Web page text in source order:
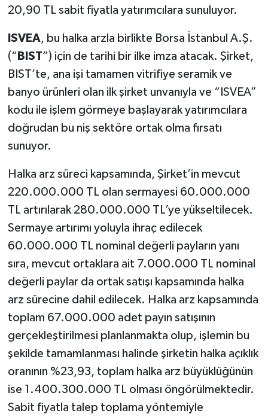
20,90 TL sabit fiyatla yatırımcılara sunuluyor.
ISVEA, bu halka arzla birlikte Borsa İstanbul A.Ş.
(“ BIST”) için de tarihi bir ilke imza atacak. Şirket,
BIST’te, ana işi tamamen vitrifiye seramik ve
banyo ürünleri olan ilk şirket unvanıyla ve “ISVEA”
kodu ile işlem görmeye başlayarak yatırımcılara
doğrudan bu niş sektöre ortak olma fırsatı
sunuyor.
Halka arz süreci kapsamında, Şirket’in mevcut
220.000.000 TL olan sermayesi 60.000.000
TL artırılarak 280.000.000 TL’ye yükseltilecek.
Sermaye artırımı yoluyla ihraç edilecek
60.000.000 TL nominal değerli payların yanı
sıra, mevcut ortaklara ait 7.000.000 TL nominal
değerli paylar da ortak satışı kapsamında halka
arz sürecine dahil edilecek. Halka arz kapsamında
toplam 67.000.000 adet payın satışının
gerçekleştirilmesi planlanmakta olup, işlemin bu
şekilde tamamlanması halinde şirketin halka açıklık
oranının %23,93, toplam halka arz büyüklüğünün
ise 1.400.300.000 TL olması öngörülmektedir.
Sabit fiyatla talep toplama yöntemiyle